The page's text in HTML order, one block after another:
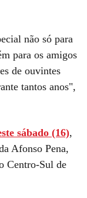
não só para
para os amigos
de ouvintes
tantos anos",
sábado (16),
Afonso Pena,
Centro-Sul de